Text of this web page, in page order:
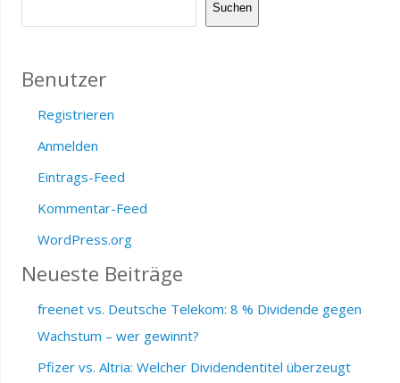
Suchen
Benutzer
Registrieren
Anmelden
Eintrags-Feed
Kommentar-Feed
WordPress.org
Neueste Beiträge
freenet vs. Deutsche Telekom: 8 % Dividende gegen
Wachstum – wer gewinnt?
Pfizer vs. Altria: Welcher Dividendentitel überzeugt